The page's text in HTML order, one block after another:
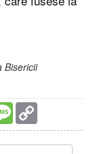
Bisericii
Message